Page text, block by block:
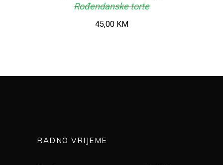
Rođendanske torte
45,00 KM
RADNO VRIJEME